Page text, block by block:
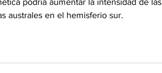
podría aumentar la intensidad de las
australes en el hemisferio sur.